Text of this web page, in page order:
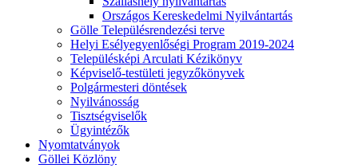
Országos Kereskedelmi Nyilvántartás
Gölle Településrendezési terve
Helyi Esélyegyenlőségi Program 2019-2024
Településképi Arculati Kézikönyv
Képviselő-testületi jegyzőkönyvek
Polgármesteri döntések
Nyilvánosság
Tisztségviselők
Ügyintézők
Nyomtatványok
Göllei Közlöny